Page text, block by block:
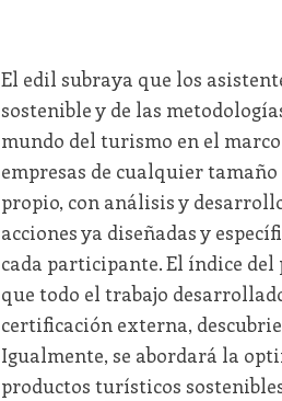
El edil subraya que los
sostenible y de las
mundo del turismo en el
empresas de cualquier
propio, con análisis y
acciones ya diseñadas y
cada participante. El índice
que todo el trabajo
certificación externa,
Igualmente, se abordará la
productos turísticos